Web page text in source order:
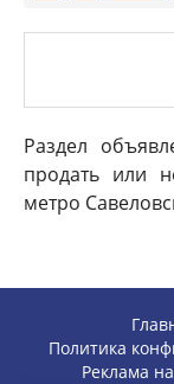
Раздел
продать или
метро
Политика
Реклама